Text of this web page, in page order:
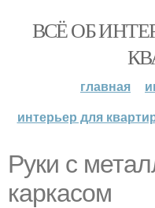
ВСЁ ОБ
главная
интерьер для
Руки с
каркасом